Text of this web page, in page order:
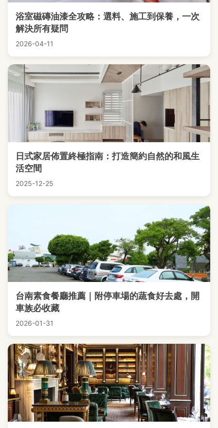
浴室磁磚油漆全攻略：選料、施工到保養，一次
解決所有疑問
2026-04-11
日式家居佈置終極指南：打造簡約自然的和風生
活空間
2025-12-25
台南素食餐廳推薦｜附停車場的蔬食好去處，開
車族必收藏
2026-01-31